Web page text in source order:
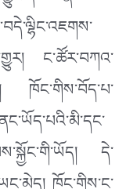
ང་ཚོར་བཀའ་
ཁོང་གིས་བོད་པ་
དེ་